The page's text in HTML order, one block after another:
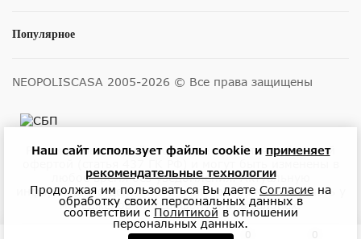
Популярное
NEOPOLISCASA 2005-2026 © Все права защищены
Размещенные на сайте цены не являются публичной
любое время без уведомления. Актуальную
информацию о ценах и наличии товара можно узнать у
менеджеров по телефону или в салонах.
Наш сайт использует файлы cookie и применяет
рекомендательные технологии
Продолжая им пользоваться Вы даете Согласие на
обработку своих персональных данных в
соответствии с Политикой в отношении
персональных данных.